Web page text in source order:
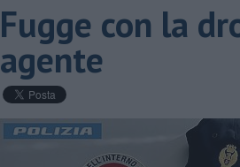
Fugge con la
agente